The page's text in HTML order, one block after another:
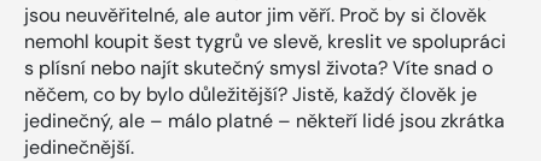
jsou neuvěřitelné, ale autor jim věří. Proč by si člověk
nemohl koupit šest tygrů ve slevě, kreslit ve spolupráci
s plísní nebo najít skutečný smysl života? Víte snad o
něčem, co by bylo důležitější? Jistě, každý člověk je
jedinečný, ale – málo platné – někteří lidé jsou zkrátka
jedinečnější.